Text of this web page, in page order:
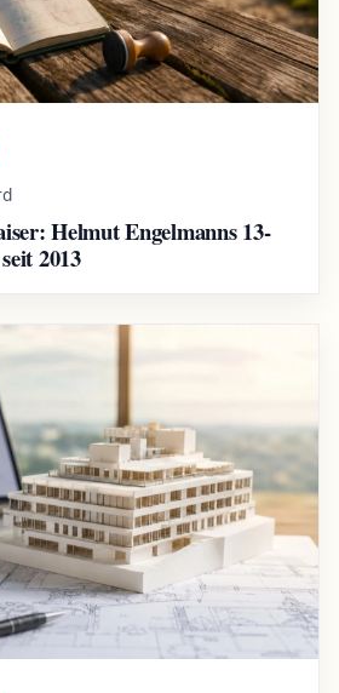
Helmut Engelmanns 13-
2013